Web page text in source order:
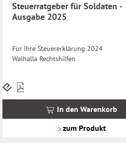
Steuerratgeber für Soldaten -
Ausgabe 2025
Für Ihre Steuererklärung 2024
Walhalla Rechtshilfen
Preise
In den Warenkorb
zum Produkt